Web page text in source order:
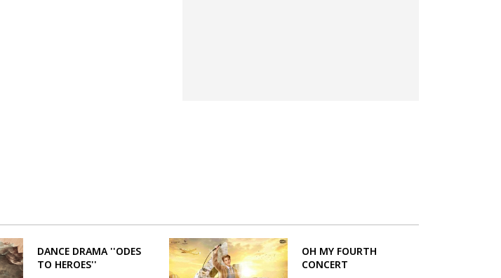
DANCE DRAMA ''ODES
TO HEROES''
OH MY FOURTH
CONCERT